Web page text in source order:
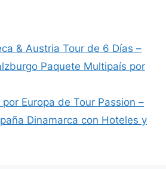
& Austria Tour de 6 Días –
Paquete Multipaís por
Europa de Tour Passion –
Dinamarca con Hoteles y